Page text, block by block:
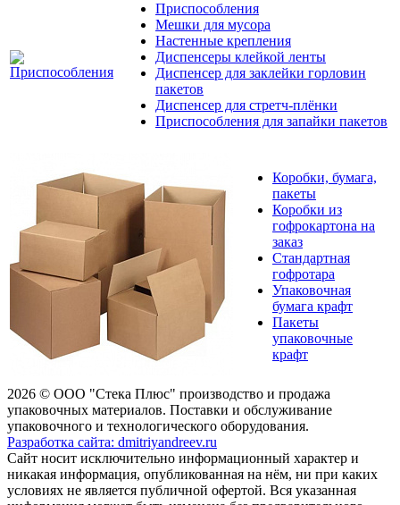
Приспособления
Мешки для мусора
Настенные крепления
Диспенсеры клейкой ленты
Диспенсер для заклейки горловин
пакетов
Диспенсер для стретч-плёнки
Приспособления для запайки пакетов
Коробки, бумага,
пакеты
Коробки из
гофрокартона на
заказ
Стандартная
гофротара
Упаковочная
бумага крафт
Пакеты
упаковочные
крафт
2026 © ООО "Стека Плюс" производство и продажа
упаковочных материалов. Поставки и обслуживание
упаковочного и технологического оборудования.
Разработка сайта: dmitriyandreev.ru
Сайт носит исключительно информационный характер и
никакая информация, опубликованная на нём, ни при каких
условиях не является публичной офертой. Вся указанная